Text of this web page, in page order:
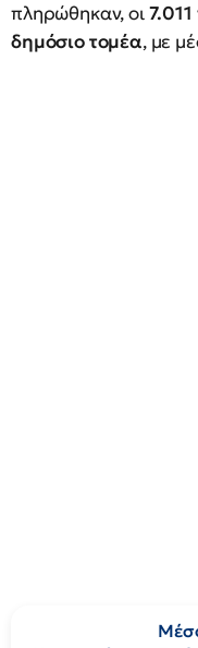
πληρώθηκαν, οι
δημόσιο τομέα, με